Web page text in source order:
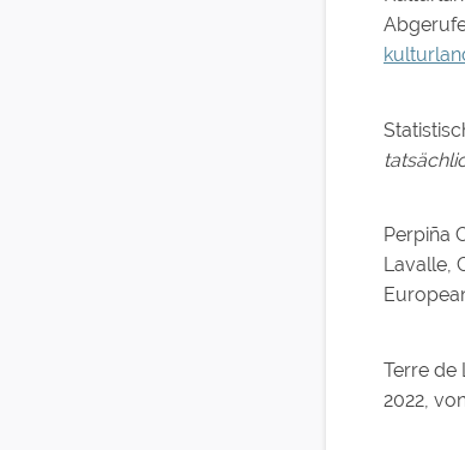
Perpiña
Lavalle,
Terre de
2022,